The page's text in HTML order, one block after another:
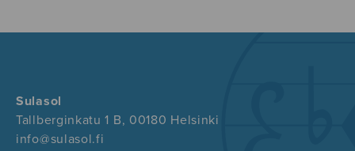
Sulasol
Tallberginkatu 1 B, 00180 Helsinki
info@sulasol.fi